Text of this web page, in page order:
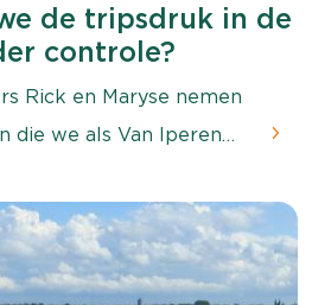
de tripsdruk in de
controle?
Rick en Maryse nemen
die we als Van Iperen